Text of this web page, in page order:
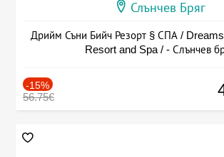
Слънчев Бряг
Дрийм Съни Бийч Резорт § СПА /
Resort and Spa / - Слънчев
-15%
56.75€